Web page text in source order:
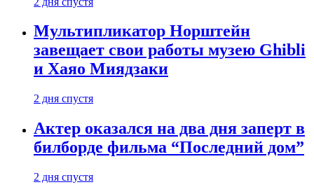
Мультипликатор Норштейн
завещает свои работы музею Ghibli
и Хаяо Миядзаки
2 дня спустя
Актер оказался на два дня заперт в
билборде фильма “Последний дом”
2 дня спустя